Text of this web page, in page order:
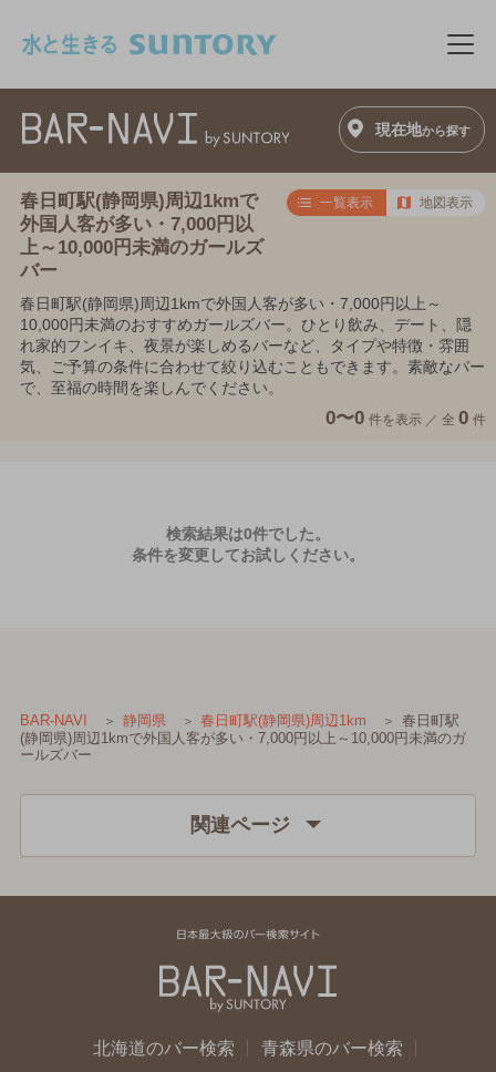
メ
現在地から探す
春日町駅(静岡県)周辺1kmで
外国人客が多い・7,000円以
上～10,000円未満のガールズ
バー
一覧表示 地図表示
春日町駅(静岡県)周辺1kmで外国人客が多い・7,000円以上～
10,000円未満のおすすめガールズバー。ひとり飲み、デート、隠
れ家的フンイキ、夜景が楽しめるバーなど、タイプや特徴・雰囲
気、ご予算の条件に合わせて絞り込むこともできます。素敵なバー
で、至福の時間を楽しんでください。
0〜0 件を表示 ／ 全 0 件
検索結果は0件でした。
条件を変更してお試しください。
BAR-NAVI 静岡県 春日町駅(静岡県)周辺1km
春日町駅
(静岡県)周辺1kmで外国人客が多い・7,000円以上～10,000円未満のガ
ールズバー
関連ページ
北海道のバー検索
青森県のバー検索